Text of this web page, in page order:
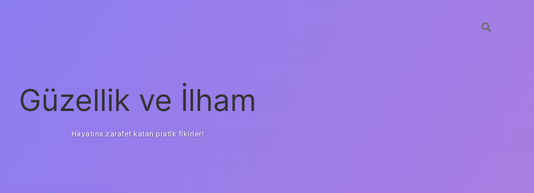
Güzellik ve İlham
Hayatına zarafet katan pratik fikirler!